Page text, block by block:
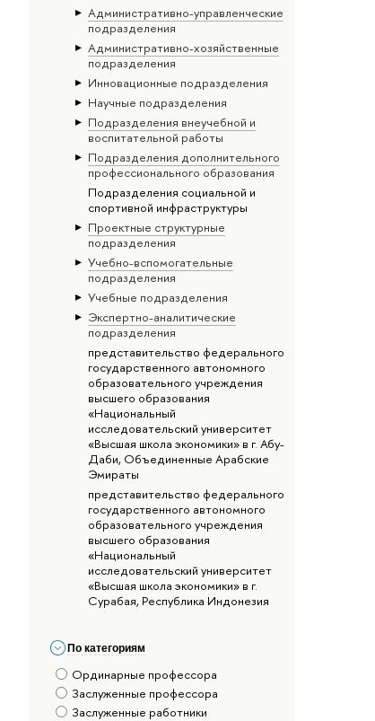
Административно-управленческие
подразделения
Административно-хозяйственные
подразделения
Инновационные подразделения
Научные подразделения
Подразделения внеучебной и
воспитательной работы
Подразделения дополнительного
профессионального образования
Подразделения социальной и
спортивной инфраструктуры
Проектные структурные
подразделения
Учебно-вспомогательные
подразделения
Учебные подразделения
Экспертно-аналитические
подразделения
представительство федерального
государственного автономного
образовательного учреждения
высшего образования
«Национальный
исследовательский университет
«Высшая школа экономики» в г. Абу-
Даби, Объединенные Арабские
Эмираты
представительство федерального
государственного автономного
образовательного учреждения
высшего образования
«Национальный
исследовательский университет
«Высшая школа экономики» в г.
Сурабая, Республика Индонезия
По категориям
Ординарные профессора
Заслуженные профессора
Заслуженные работники